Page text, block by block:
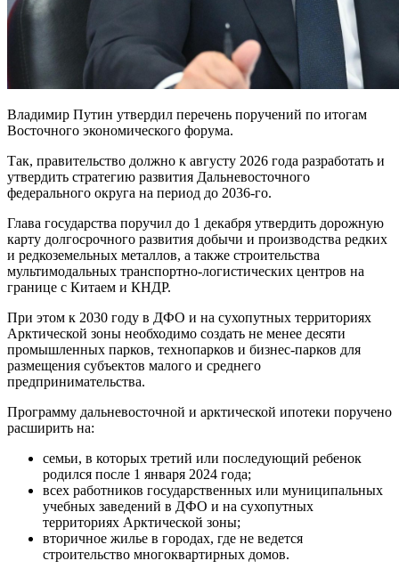
Владимир Путин утвердил перечень поручений по итогам
Восточного экономического форума.
Так, правительство должно к августу 2026 года разработать и
утвердить стратегию развития Дальневосточного
федерального округа на период до 2036-го.
Глава государства поручил до 1 декабря утвердить дорожную
карту долгосрочного развития добычи и производства редких
и редкоземельных металлов, а также строительства
мультимодальных транспортно-логистических центров на
границе с Китаем и КНДР.
При этом к 2030 году в ДФО и на сухопутных территориях
Арктической зоны необходимо создать не менее десяти
промышленных парков, технопарков и бизнес-парков для
размещения субъектов малого и среднего
предпринимательства.
Программу дальневосточной и арктической ипотеки поручено
расширить на:
семьи, в которых третий или последующий ребенок
родился после 1 января 2024 года;
всех работников государственных или муниципальных
учебных заведений в ДФО и на сухопутных
территориях Арктической зоны;
вторичное жилье в городах, где не ведется
строительство многоквартирных домов.